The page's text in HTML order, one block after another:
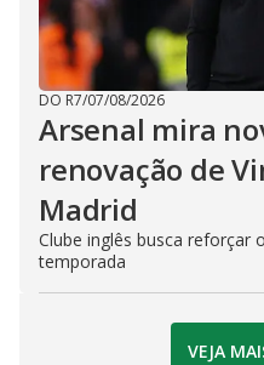
DO R7/07/08/2026
Arsenal mira
renovação de
Madrid
Clube inglês busca reforçar
temporada
VEJA